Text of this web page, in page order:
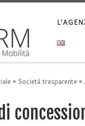
» Società trasparente »